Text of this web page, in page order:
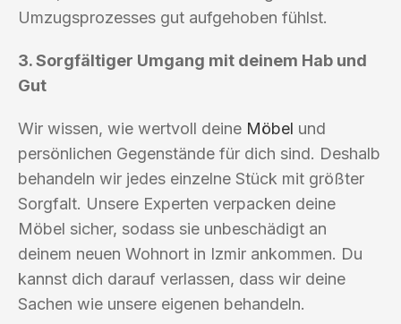
Umzugsprozesses gut aufgehoben fühlst.
3. Sorgfältiger Umgang mit deinem Hab und
Gut
Wir wissen, wie wertvoll deine Möbel und
persönlichen Gegenstände für dich sind. Deshalb
behandeln wir jedes einzelne Stück mit größter
Sorgfalt. Unsere Experten verpacken deine
Möbel sicher, sodass sie unbeschädigt an
deinem neuen Wohnort in Izmir ankommen. Du
kannst dich darauf verlassen, dass wir deine
Sachen wie unsere eigenen behandeln.